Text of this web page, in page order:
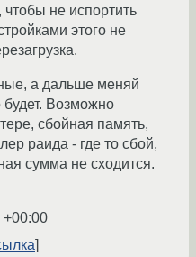
чтобы не испортить
этого не
а дальше меняй
будет. Возможно
сбойная память,
раида - где то сбой,
сумма не сходится.
+00:00